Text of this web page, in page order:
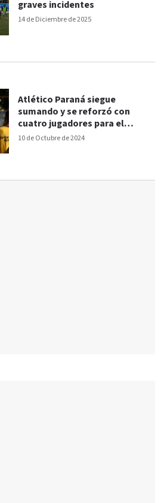
14 de Diciembre de 2025
graves incidentes
10 de Octubre de 2024
Atlético Paraná siegue
sumando y se reforzó con
cuatro jugadores para el
Torneo Regional Amateur